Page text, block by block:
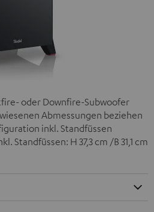
oder Downfire-Subwoofer
Abmessungen beziehen
inkl. Standfüssen
Standfüssen: H 37,3 cm /B 31,1 cm